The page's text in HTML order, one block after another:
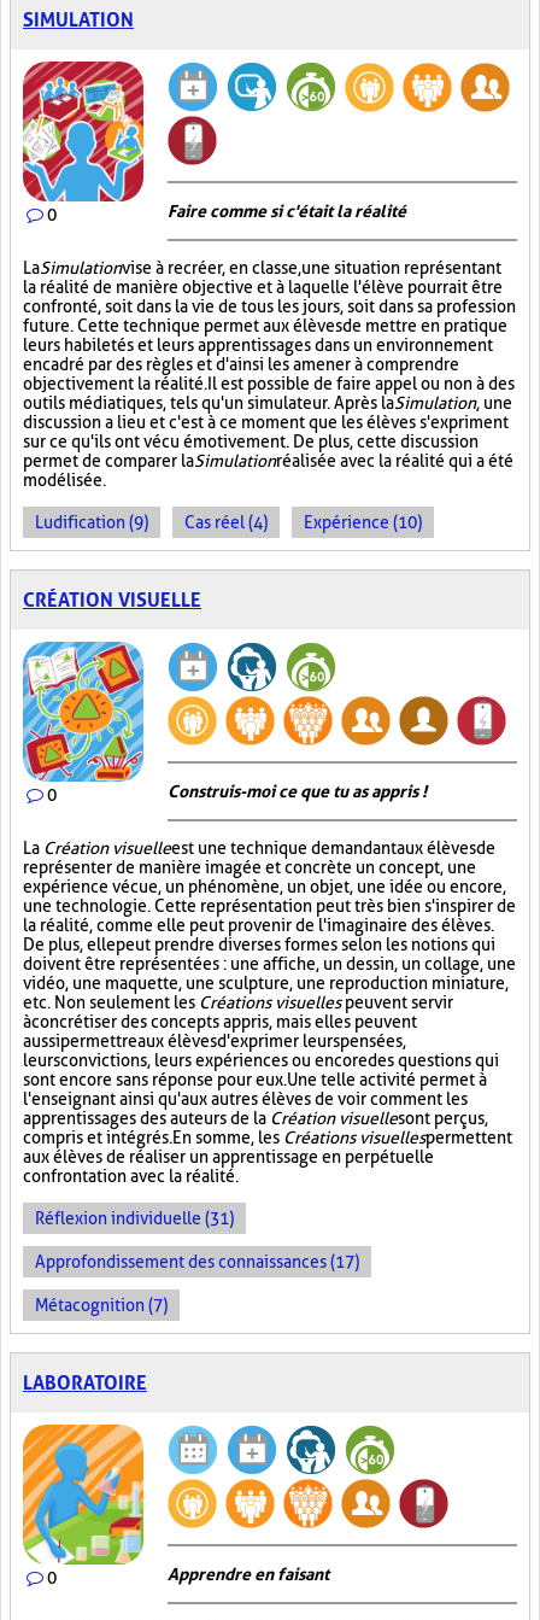
SIMULATION
0 Faire comme si c'était la réalité
LaSimulationvise à recréer, en classe, une situation représentant
la réalité de manière objective et à laquelle l'élève pourrait être
confronté, soit dans la vie de tous les jours, soit dans sa profession
future. Cette technique permet aux élèves de mettre en pratique
leurs habiletés et leurs apprentissages dans un environnement
encadré par des règles et d'ainsi les amener à comprendre
objectivement la réalité. Il est possible de faire appel ou non à des
outils médiatiques, tels qu'un simulateur. Après laSimulation, une
discussion a lieu et c'est à ce moment que les élèves s'expriment
sur ce qu'ils ont vécu émotivement. De plus, cette discussion
permet de comparer laSimulationréalisée avec la réalité qui a été
modélisée.
Ludification (9) Cas réel (4) Expérience (10)
CRÉATION VISUELLE
0 Construis-moi ce que tu as appris !
La Création visuelleest une technique demandant aux élèves de
représenter de manière imagée et concrète un concept, une
expérience vécue, un phénomène, un objet, une idée ou encore,
une technologie. Cette représentation peut très bien s'inspirer de
la réalité, comme elle peut provenir de l'imaginaire des élèves.
De plus, elle peut prendre diverses formes selon les notions qui
doivent être représentées : une affiche, un dessin, un collage, une
vidéo, une maquette, une sculpture, une reproduction miniature,
etc. Non seulement les Créations visuellespeuvent servir
à concrétiser des concepts appris, mais elles peuvent
aussi permettre aux élèves d'exprimer leurs pensées,
leurs convictions, leurs expériences ou encore des questions qui
sont encore sans réponse pour eux. Une telle activité permet à
l'enseignant ainsi qu'aux autres élèves de voir comment les
apprentissages des auteurs de la Création visuellesont perçus,
compris et intégrés. En somme, les Créations visuellespermettent
aux élèves de réaliser un apprentissage en perpétuelle
confrontation avec la réalité.
Réflexion individuelle (31)
Approfondissement des connaissances (17)
Métacognition (7)
LABORATOIRE
0 Apprendre en faisant